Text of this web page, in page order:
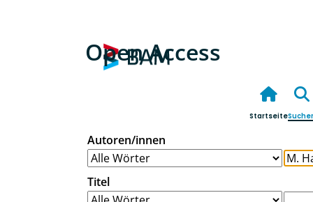
Open Access
Startseite
Autoren/innen
Titel